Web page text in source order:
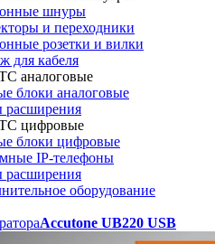
шнуры
и переходники
розетки и вилки
для кабеля
аналоговые
блоки аналоговые
расширения
цифровые
блоки цифровые
IP-телефоны
расширения
оборудование
Accutone UB220 USB